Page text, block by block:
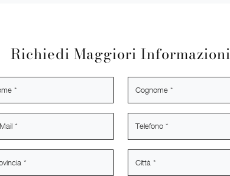
Richiedi Maggiori Informazioni